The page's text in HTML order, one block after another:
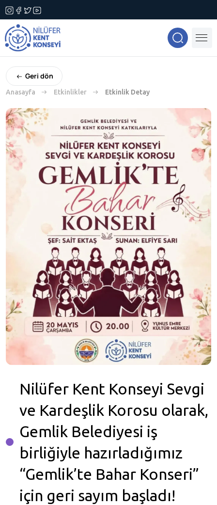
Geri dön
Anasayfa Etkinlikler Etkinlik Detay
Nilüfer Kent Konseyi Sevgi
ve Kardeşlik Korosu olarak,
Gemlik Belediyesi iş
birliğiyle hazırladığımız
“Gemlik’te Bahar Konseri”
için geri sayım başladı!